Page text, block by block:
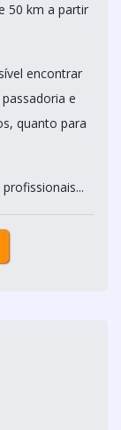
50 km a partir
encontrar
e
quanto para